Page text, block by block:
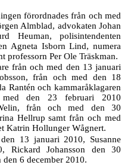
förordnades från och med
Almblad, advokaten Johan
Heuman, polisintendenten
Agneta Isborn Lind, numera
professorn Per Ole Träskman.
från och med den 13 januari
från och med den 18
Rantén och kammaråklagaren
den 23 februari 2010
från och med den 30
Hellrup samt från och med
Katrin Hollunger Wågnert.
13 januari 2010, Susanne
Rickard Johansson den 30
6 december 2010.